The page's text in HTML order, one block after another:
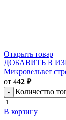
Открыть товар
ДОБАВИТЬ В
Микровельвет
от 442 ₽
Количество
В корзину